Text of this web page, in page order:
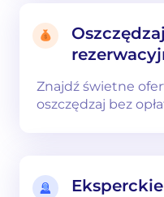
Znajdź świetne
oszczędzaj bez